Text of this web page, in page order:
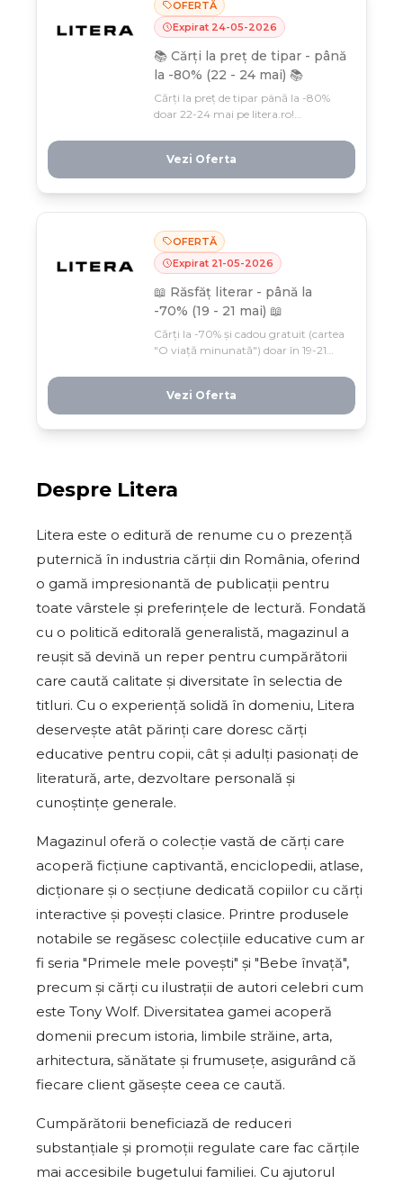
OFERTĂ
Expirat 24-05-2026
📚 Cărți la preț de tipar - până
la -80% (22 - 24 mai) 📚
Cărți la preț de tipar până la -80%
doar 22-24 mai pe litera.ro!
această fereastră limitată.
Vezi Oferta
OFERTĂ
Expirat 21-05-2026
📖 Răsfăț literar - până la
-70% (19 - 21 mai) 📖
Cărți la -70% și cadou gratuit (cartea
"O viață minunată") doar în 19-21
disponibil pentru puțin timp!
Vezi Oferta
Despre Litera
Litera este o editură de renume cu o prezență
puternică în industria cărții din România, oferind
o gamă impresionantă de publicații pentru
toate vârstele și preferințele de lectură. Fondată
cu o politică editorală generalistă, magazinul a
reușit să devină un reper pentru cumpărătorii
care caută calitate și diversitate în selectia de
titluri. Cu o experiență solidă în domeniu, Litera
deservește atât părinți care doresc cărți
educative pentru copii, cât și adulți pasionați de
literatură, arte, dezvoltare personală și
cunoștințe generale.
Magazinul oferă o colecție vastă de cărți care
acoperă ficțiune captivantă, enciclopedii, atlase,
dicționare și o secțiune dedicată copiilor cu cărți
interactive și povești clasice. Printre produsele
notabile se regăsesc colecțiile educative cum ar
fi seria "Primele mele povești" și "Bebe învață",
precum și cărți cu ilustrații de autori celebri cum
este Tony Wolf. Diversitatea gamei acoperă
domenii precum istoria, limbile străine, arta,
arhitectura, sănătate și frumusețe, asigurând că
fiecare client găsește ceea ce caută.
Cumpărătorii beneficiază de reduceri
substanțiale și promoții regulate care fac cărțile
mai accesibile bugetului familiei. Cu ajutorul